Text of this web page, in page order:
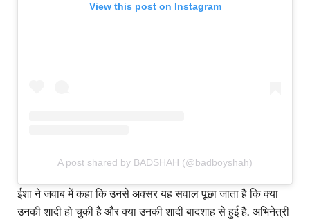
View this post on Instagram
A post shared by BADSHAH (@badboyshah)
ईशा ने जवाब में कहा कि उनसे अक्सर यह सवाल पूछा जाता है कि क्या
उनकी शादी हो चुकी है और क्या उनकी शादी बादशाह से हुई है. अभिनेत्री